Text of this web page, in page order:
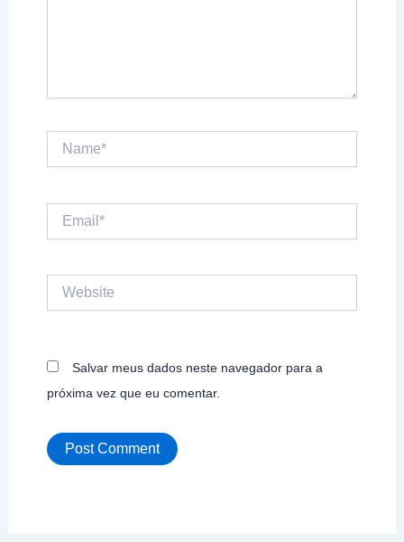
Website
Salvar meus dados neste navegador para a
próxima vez que eu comentar.